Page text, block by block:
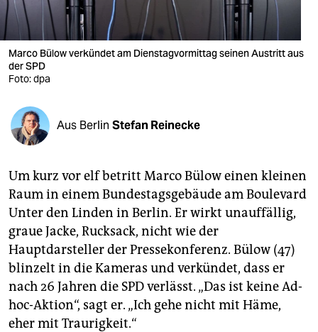
verlag
verlag
veranstaltungen
shop
fragen & hilfe
abo
genossenschaft
epaper login
Marco Bülow verkündet am Dienstagvormittag seinen Austritt aus
der SPD
Foto: dpa
Aus Berlin Stefan Reinecke
Um kurz vor elf betritt Marco Bülow einen kleinen
Raum in einem Bundestagsgebäude am Boulevard
Unter den Linden in Berlin. Er wirkt unauffällig,
graue Jacke, Rucksack, nicht wie der
Hauptdarsteller der Pressekonferenz. Bülow (47)
blinzelt in die Kameras und verkündet, dass er
nach 26 Jahren die SPD verlässt. „Das ist keine Ad-
hoc-Aktion“, sagt er. „Ich gehe nicht mit Häme,
eher mit Traurigkeit.“